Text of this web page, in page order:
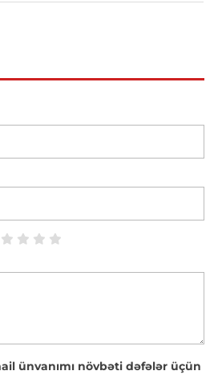
ünvanımı növbəti dəfələr üçün